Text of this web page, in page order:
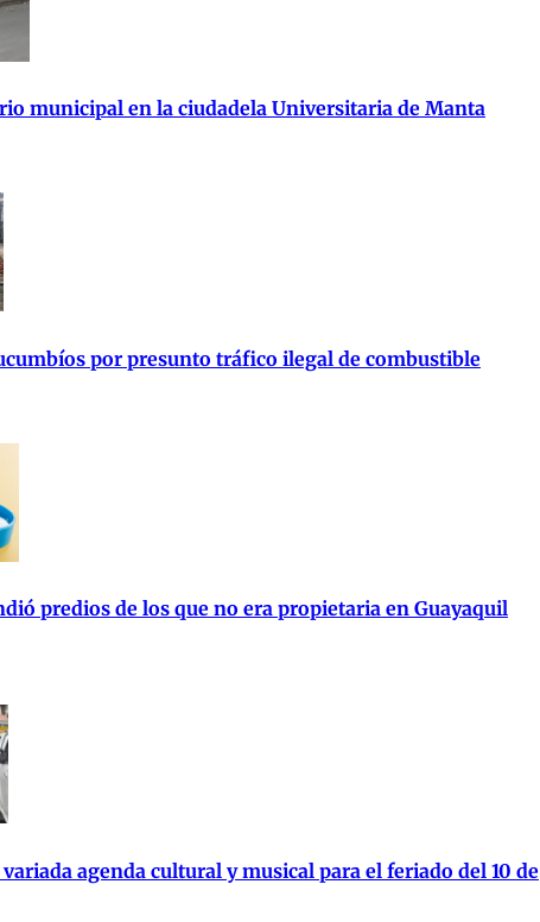
municipal en la ciudadela Universitaria de Manta
por presunto tráfico ilegal de combustible
predios de los que no era propietaria en Guayaquil
agenda cultural y musical para el feriado del 10 de